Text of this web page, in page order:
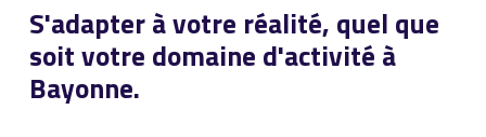
S'adapter à votre réalité, quel que
soit votre domaine d'activité à
Bayonne.